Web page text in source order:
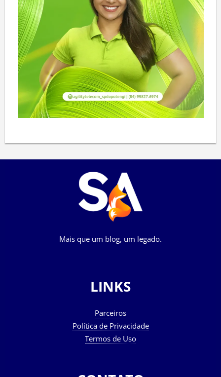
Mais que um blog, um legado.
LINKS
Parceiros
Política de Privacidade
Termos de Uso